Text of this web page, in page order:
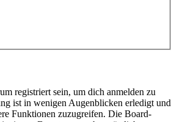
registriert sein, um dich anmelden zu
ist in wenigen Augenblicken erledigt und
Funktionen zuzugreifen. Die Board-